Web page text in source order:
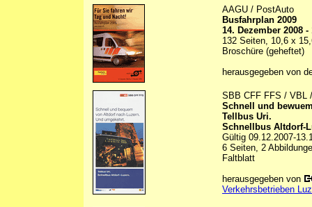
AAGU / PostAuto
Busfahrplan 2009
14. Dezember 2008
132 Seiten, 10,6 x
Broschüre (geheftet)
herausgegeben von
SBB CFF FFS / VBL
Schnell und
Tellbus Uri.
Schnellbus Altdorf-
Gültig 09.12.2007-
6 Seiten, 2
Faltblatt
herausgegeben von
Verkehrsbetrieben